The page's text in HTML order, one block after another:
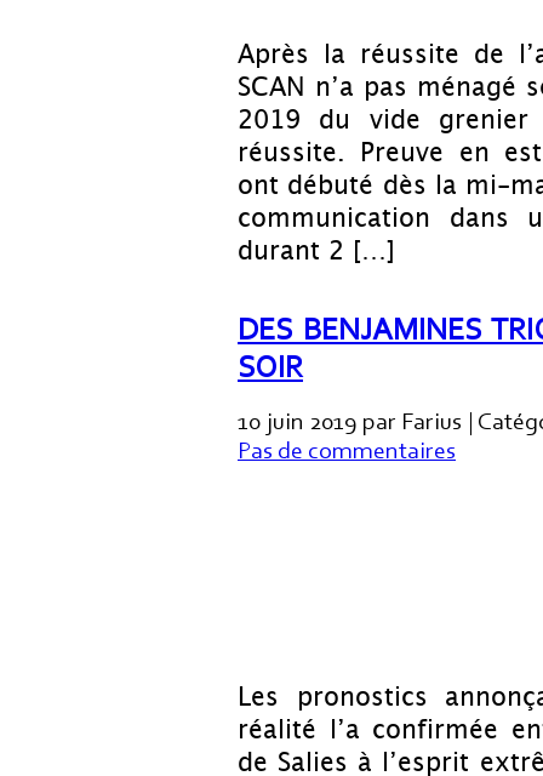
Après la réussite de
SCAN n’a pas
2019 du vide grenier
réussite. Preuve en
ont débuté dès la mi-
communication dans
durant 2 […]
DES BENJAMINES
SOIR
10 juin 2019 par Farius |
Pas de commentaires
Les pronostics
réalité l’a confirmée
de Salies à l’esprit